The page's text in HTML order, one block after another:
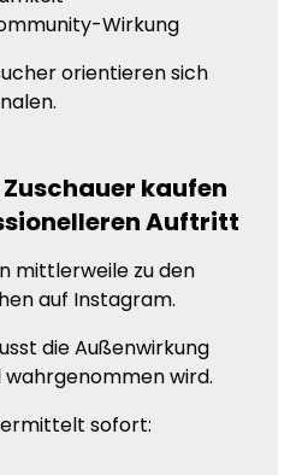
Wirkung
orientieren sich
kaufen
Auftritt
mittlerweile zu den
auf Instagram.
die Außenwirkung
wahrgenommen wird.
sofort: